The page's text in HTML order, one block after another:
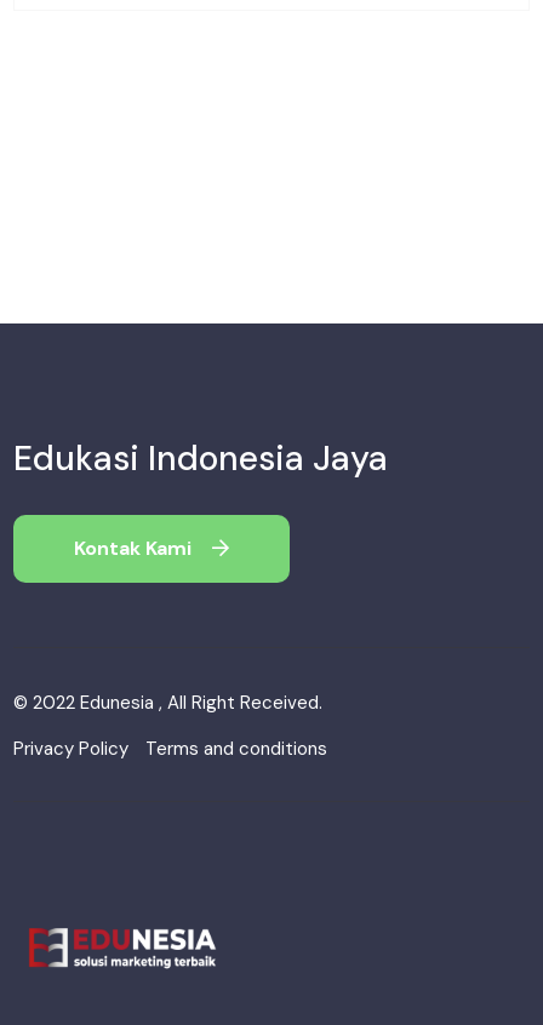
Edukasi Indonesia Jaya
Kontak Kami
© 2022 Edunesia , All Right Received.
Privacy Policy
Terms and conditions